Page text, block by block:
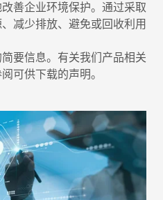
善企业环境保护。通过采取
减少排放、避免或回收利用
要信息。有关我们产品相关
可供下载的声明。